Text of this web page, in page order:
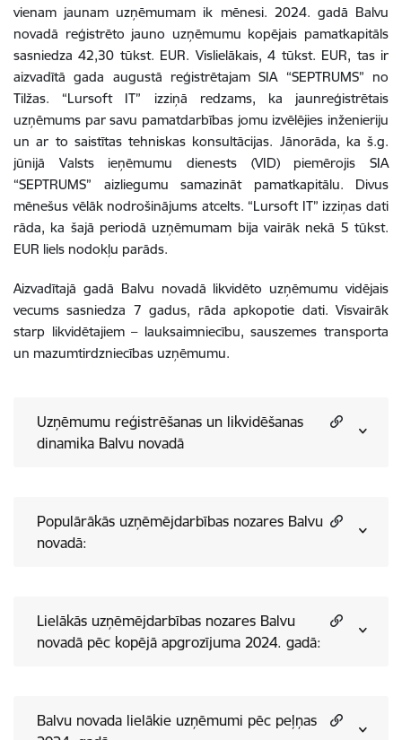
vienam jaunam uzņēmumam ik mēnesi. 2024. gadā Balvu
novadā reģistrēto jauno uzņēmumu kopējais pamatkapitāls
sasniedza 42,30 tūkst. EUR. Vislielākais, 4 tūkst. EUR, tas ir
aizvadītā gada augustā reģistrētajam SIA “SEPTRUMS” no
Tilžas. “Lursoft IT” izziņā redzams, ka jaunreģistrētais
uzņēmums par savu pamatdarbības jomu izvēlējies inženieriju
un ar to saistītas tehniskas konsultācijas. Jānorāda, ka š.g.
jūnijā Valsts ieņēmumu dienests (VID) piemērojis SIA
“SEPTRUMS” aizliegumu samazināt pamatkapitālu. Divus
mēnešus vēlāk nodrošinājums atcelts. “Lursoft IT” izziņas dati
rāda, ka šajā periodā uzņēmumam bija vairāk nekā 5 tūkst.
EUR liels nodokļu parāds.
Aizvadītajā gadā Balvu novadā likvidēto uzņēmumu vidējais
vecums sasniedza 7 gadus, rāda apkopotie dati. Visvairāk
starp likvidētajiem – lauksaimniecību, sauszemes transporta
un mazumtirdzniecības uzņēmumu.
Uzņēmumu reģistrēšanas un likvidēšanas
dinamika Balvu novadā
Populārākās uzņēmējdarbības nozares Balvu
novadā:
Lielākās uzņēmējdarbības nozares Balvu
novadā pēc kopējā apgrozījuma 2024. gadā:
Balvu novada lielākie uzņēmumi pēc peļņas